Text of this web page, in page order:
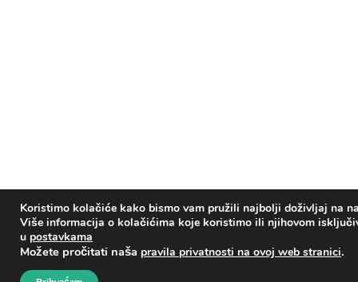
Koristimo kolačiće kako bismo vam pružili najbolji doživljaj na
Više informacija o kolačićima koje koristimo ili njihovom
u postavkama
Možete pročitati naša pravila privatnosti na ovoj web stranici.